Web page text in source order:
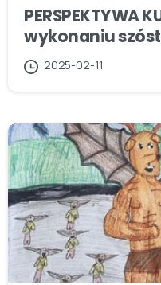
PERSPEKTYWA
wykonaniu
2025-02-11